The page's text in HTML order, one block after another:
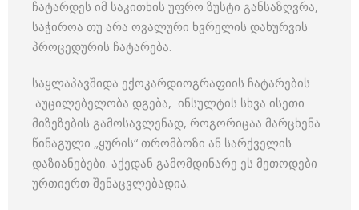
ჩატარდეს იმ საკითხის უფრო ზუსტი განსაზღვრა,
საჭიროა თუ არა ოვალური ხვრელის დახურვის
პროცედურის ჩატარება.
საყლაპავშიდა ექოკარდიოგრაფიის ჩატარების
აუცილებელობა დგება, ინსულტის სხვა ისეთი
მიზეზების გამოსავლენად, როგორიცაა მარცხენა
წინაგული „ყურის“ თრომბოზი ან სარქველის
დაზიანებები. აქედან გამომდინარე ეს მეთოდები
ურთიერთ შენაცვლებადია.